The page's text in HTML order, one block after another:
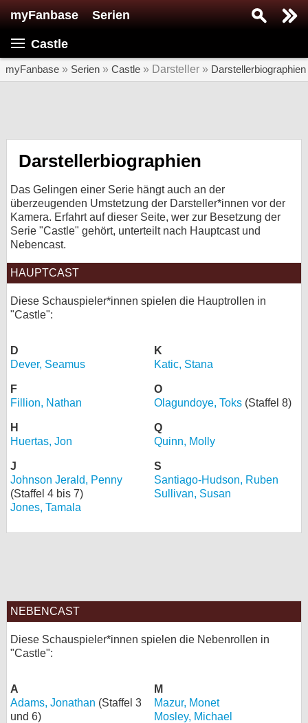
myFanbase Serien
Castle
myFanbase » Serien » Castle » Darsteller » Darstellerbiographien
Darstellerbiographien
Das Gelingen einer Serie hängt auch an der
überzeugenden Umstetzung der Darsteller*innen vor der
Kamera. Erfahrt auf dieser Seite, wer zur Besetzung der
Serie "Castle" gehört, unterteilt nach Hauptcast und
Nebencast.
HAUPTCAST
Diese Schauspieler*innen spielen die Hauptrollen in
"Castle":
D
Dever, Seamus
F
Fillion, Nathan
H
Huertas, Jon
J
Johnson Jerald, Penny
(Staffel 4 bis 7)
Jones, Tamala
K
Katic, Stana
O
Olagundoye, Toks (Staffel 8)
Q
Quinn, Molly
S
Santiago-Hudson, Ruben
Sullivan, Susan
NEBENCAST
Diese Schauspieler*innen spielen die Nebenrollen in
"Castle":
A
Adams, Jonathan (Staffel 3
und 6)
M
Mazur, Monet
Mosley, Michael
SERIEN
KULTUR
Specials
Forum
bei Facebook
Kontakt
Nutzungsbedingungen
Datenschutz
Cookie-Einstellungen